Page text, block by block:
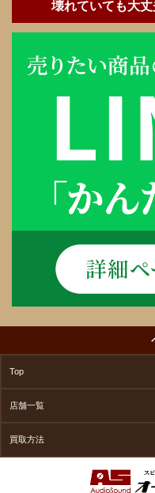
壊れていても大
Top
店舗一覧
買取方法